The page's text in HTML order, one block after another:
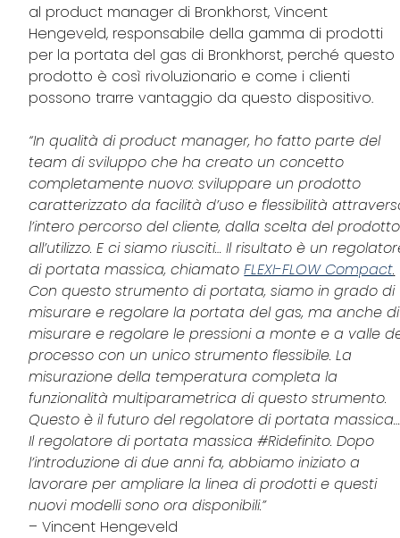
al product manager di Bronkhorst, Vincent
Hengeveld, responsabile della gamma di prodotti
per la portata del gas di Bronkhorst, perché questo
prodotto è così rivoluzionario e come i clienti
possono trarre vantaggio da questo dispositivo.
“In qualità di product manager, ho fatto parte del
team di sviluppo che ha creato un concetto
completamente nuovo: sviluppare un prodotto
caratterizzato da facilità d’uso e flessibilità
l’intero percorso del cliente, dalla scelta del prodotto
all’utilizzo. E ci siamo riusciti… Il risultato è un
di portata massica, chiamatoFLEXI-FLOW Compact.
Con questo strumento di portata, siamo in grado di
misurare e regolare la portata del gas, ma anche di
misurare e regolare le pressioni a monte e a valle
processo con un unico strumento flessibile. La
misurazione della temperatura completa la
funzionalità multiparametrica di questo strumento.
Questo è il futuro del regolatore di portata
Il regolatore di portata massica #Ridefinito. Dopo
l’introduzione di due anni fa, abbiamo iniziato a
lavorare per ampliare la linea di prodotti e questi
nuovi modelli sono ora disponibili.”
– Vincent Hengeveld